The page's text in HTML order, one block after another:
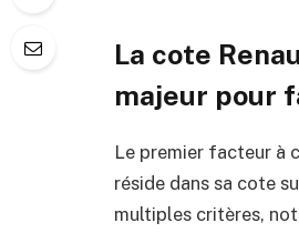
La cote
majeur pour
Le premier facteur à
réside dans sa cote
multiples critères,